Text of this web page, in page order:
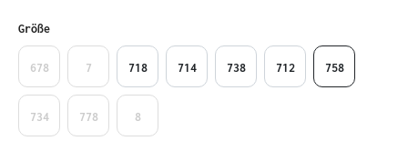
Größeauswählen
678 7 718 714 738 712 758
734 778 8